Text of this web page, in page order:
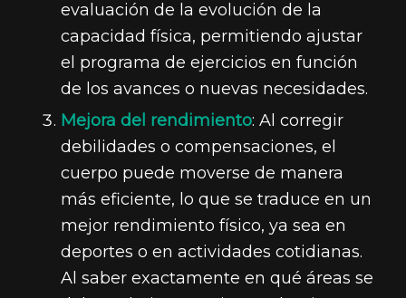
evaluación de la evolución de la
capacidad física, permitiendo ajustar
el programa de ejercicios en función
de los avances o nuevas necesidades.
Mejora del rendimiento: Al corregir
debilidades o compensaciones, el
cuerpo puede moverse de manera
más eficiente, lo que se traduce en un
mejor rendimiento físico, ya sea en
deportes o en actividades cotidianas.
Al saber exactamente en qué áreas se